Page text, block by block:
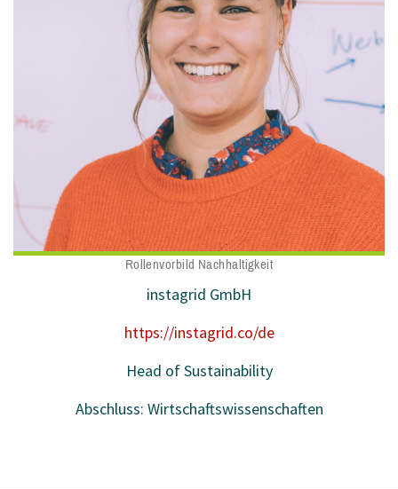
Rollenvorbild Nachhaltigkeit
instagrid GmbH
https://instagrid.co/de
Head of Sustainability
Abschluss: Wirtschaftswissenschaften